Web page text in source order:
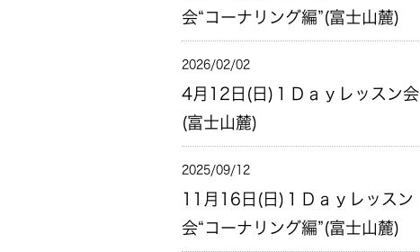
会“コーナリング編”(富士山麓)
2026/02/02
4月12日(日)１Ｄａｙレッスン会
(富士山麓)
2025/09/12
11月16日(日)１Ｄａｙレッスン
会“コーナリング編”(富士山麓)